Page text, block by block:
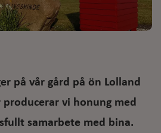
på vår gård på ön Lolland
producerar vi honung med
samarbete med bina.